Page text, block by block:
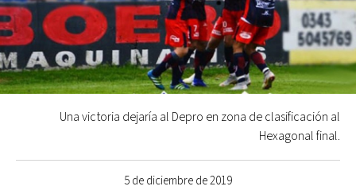
5 de diciembre de 2019
Una victoria dejaría al Depro en zona de clasificación al
Hexagonal final.